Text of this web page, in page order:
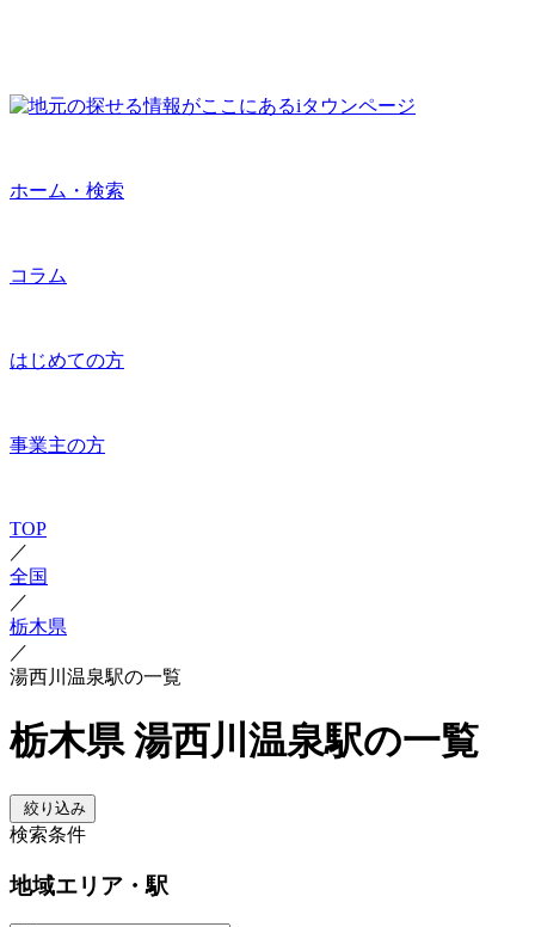
ホーム・検索
コラム
はじめての方
事業主の方
TOP
／
全国
／
栃木県
／
湯西川温泉駅の一覧
栃木県 湯西川温泉駅の一覧
絞り込み
検索条件
地域エリア・駅